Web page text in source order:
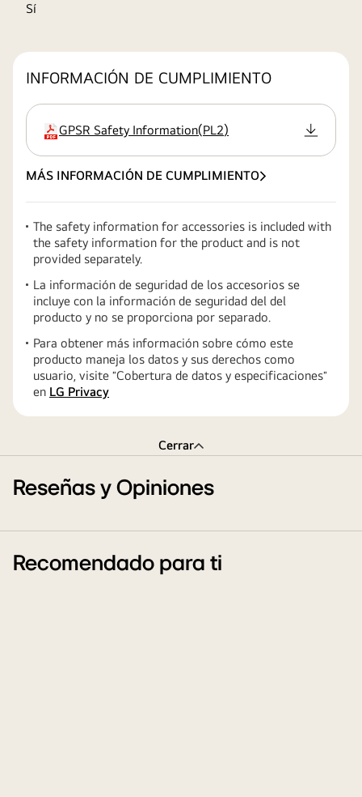
Sí
INFORMACIÓN DE CUMPLIMIENTO
extensión:pdf
GPSR Safety Information(PL2)
MÁS INFORMACIÓN DE CUMPLIMIENTO
The safety information for accessories is included with
the safety information for the product and is not
provided separately.
La información de seguridad de los accesorios se
incluye con la información de seguridad del del
producto y no se proporciona por separado.
Para obtener más información sobre cómo este
producto maneja los datos y sus derechos como
usuario, visite ″Cobertura de datos y especificaciones″
en LG Privacy
Cerrar
Reseñas y Opiniones
Recomendado para ti